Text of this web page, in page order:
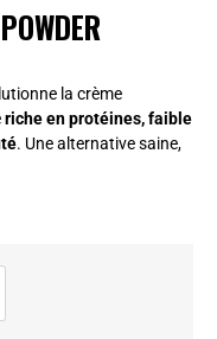
la crème
riche en protéines, faible
. Une alternative saine,